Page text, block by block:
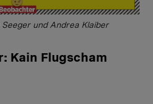
und Andrea Klaiber
Kain Flugscham